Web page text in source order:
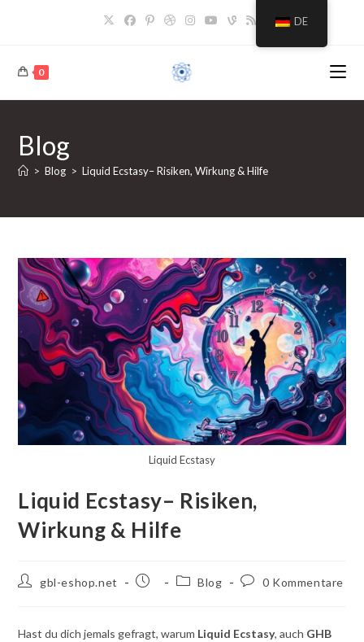
0
Blog
> Blog > Liquid Ecstasy– Risiken, Wirkung & Hilfe
Liquid Ecstasy
Liquid Ecstasy– Risiken,
Wirkung & Hilfe
Autorgbl-eshop.net
Beitrag Beitragskategorie:
Blog
Kommentare
0 Kommentare
Hast du dich jemals gefragt, warum Liquid Ecstasy, auch GHB
DE